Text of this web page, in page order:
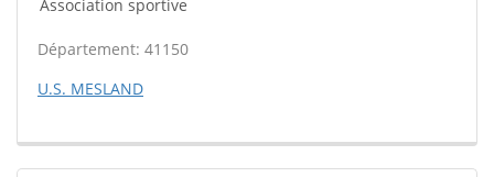
Association sportive
Département: 41150
U.S. MESLAND